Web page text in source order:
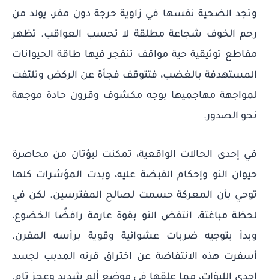
وتجد الضحية نفسها في زاوية حرجة دون مفر، يولد من
رحم الخوف شجاعة مطلقة لا تحسب العواقب. تظهر
مقاطع توثيقية حية مواقف تنفجر فيها طاقة الحيوانات
المستهدفة بالغضب، فتتوقف فجأة عن الركض وتلتفت
لمواجهة مهاجميها بوجه مكشوف وقرون حادة موجهة
نحو الصدور.
في إحدى الحالات الواقعية، تمكنت لبؤتان من محاصرة
حيوان النو وإحكام القبضة عليه، وبدت المؤشرات كلها
توحي بأن المعركة حسمت لصالح المفترسين. لكن في
لحظة مباغتة، انتفض النو بقوة عارمة رافضًا الخضوع،
وبدأ بتوجيه ضربات عشوائية وقوية برأسه المقرن.
أسفرت هذه الانتفاضة عن اختراق قرنه المدبب لجسد
إحدى اللبؤات، مما علقها في موضع ألم شديد وعجز تام.